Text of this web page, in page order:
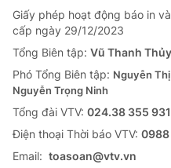
Giấy phép hoạt động báo in
cấp ngày 29/12/2023
Tổng Biên tập: Vũ Thanh Thủy
Phó Tổng Biên tập: Nguyễn
Nguyễn Trọng Ninh
Tổng đài VTV: 024.38 355
Ðiện thoại Thời báo VTV: 0988
Email: toasoan@vtv.vn